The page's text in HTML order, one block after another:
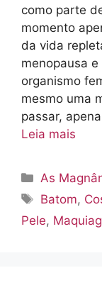
como parte
momento
da vida
menopausa
organismo
mesmo uma
passar,
Leia mais
Categorias
As
Tags
Batom,
Pele,